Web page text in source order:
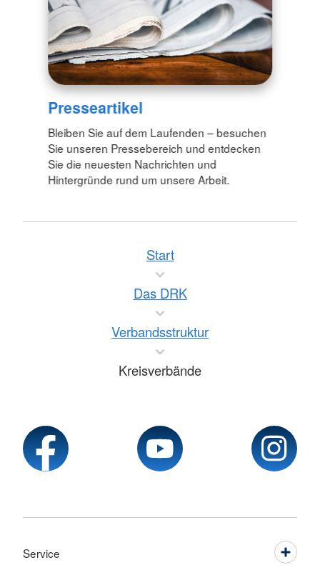
Presseartikel
Bleiben Sie auf dem Laufenden – besuchen
Sie unseren Pressebereich und entdecken
Sie die neuesten Nachrichten und
Hintergründe rund um unsere Arbeit.
Start
Das DRK
Verbandsstruktur
Kreisverbände
Service